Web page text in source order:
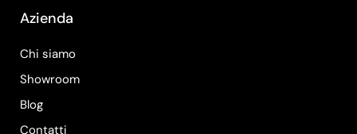
Azienda
Chi siamo
Showroom
Blog
Contatti